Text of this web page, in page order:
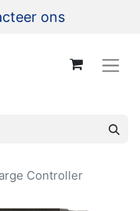
ons
Controller